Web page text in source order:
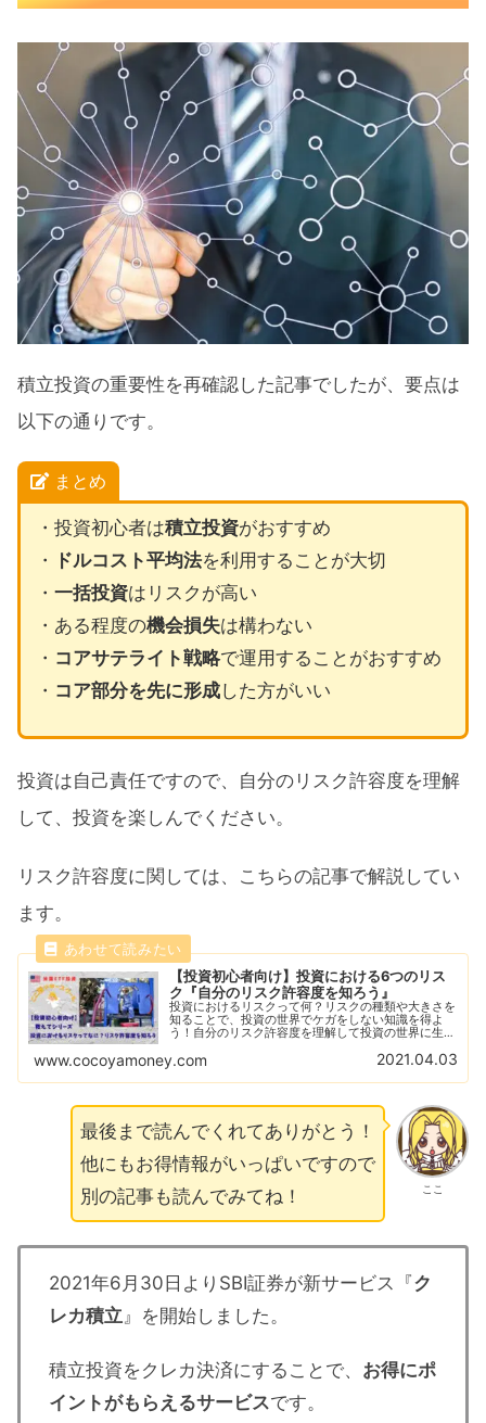
積立投資の重要性を再確認した記事でしたが、要点は
以下の通りです。
まとめ
・投資初心者は積立投資がおすすめ
・
ドルコスト平均法を利用することが大切
・ 一括投資はリスクが高い
・ある程度の機会損失は構わない
・ コアサテライト戦略で運用することがおすすめ
・ コア部分を先に形成した方がいい
投資は自己責任ですので、自分のリスク許容度を理解
して、投資を楽しんでください。
リスク許容度に関しては、こちらの記事で解説してい
ます。
【投資初心者向け】投資における6つのリス
ク『自分のリスク許容度を知ろう』
投資におけるリスクって何？リスクの種類や大きさを
知ることで、投資の世界でケガをしない知識を得よ
う！自分のリスク許容度を理解して投資の世界に生き
クで投資できていますか？
www.cocoyamoney.com 2021.04.03
ここ
最後まで読んでくれてありがとう！
他にもお得情報がいっぱいですので
別の記事も読んでみてね！
2021年6月30日よりSBI証券が新サービス『ク
レカ積立 』を開始しました。
積立投資をクレカ決済にすることで、 お得にポ
イントがもらえるサービスです。